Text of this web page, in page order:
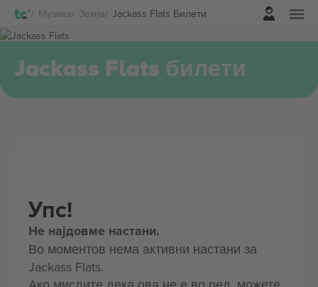
Музика Земја Jackass Flats Билети
Најави се
Jackass Flats билети
Упс!
Не најдовме настани.
Во моментов нема активни настани за
Jackass Flats.